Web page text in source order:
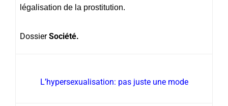
légalisation de la prostitution.
DossierSociété.
L’hypersexualisation: pas juste une mode